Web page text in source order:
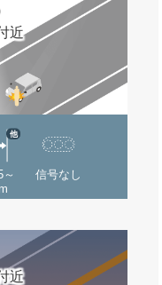
近
他
信号なし
近